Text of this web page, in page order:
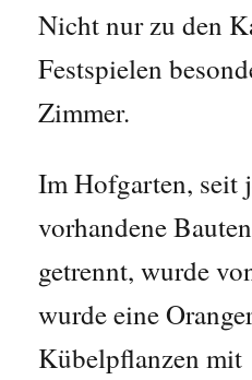
Nicht nur zu den
Festspielen
Zimmer.
Im Hofgarten, seit
vorhandene
getrennt, wurde
wurde eine
Kübelpflanzen